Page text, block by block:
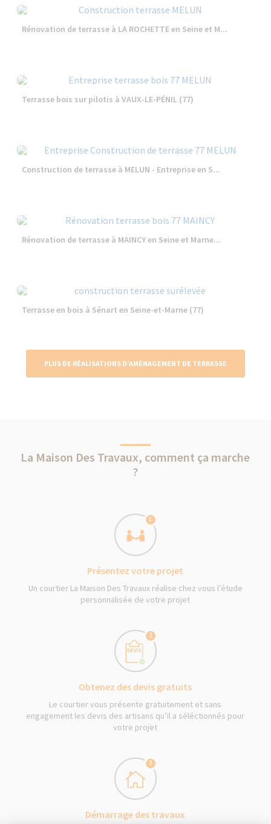
Rénovation de terrasse à LA ROCHETTE en Seine et M...
Terrasse bois sur pilotis à VAUX-LE-PÉNIL (77)
Construction de terrasse à MELUN - Entreprise en S...
Rénovation de terrasse à MAINCY en Seine et Marne...
Terrasse en bois à Sénart en Seine-et-Marne (77)
PLUS DE RÉALISATIONS D’AMÉNAGEMENT DE TERRASSE
La Maison Des Travaux, comment ça marche
?
1
Présentez votre projet
Un courtier La Maison Des Travaux réalise chez vous l’étude
personnalisée de votre projet
2
Obtenez des devis gratuits
Le courtier vous présente gratuitement et sans
engagement les devis des artisans qu’il a séléctionnés pour
votre projet
3
Démarrage des travaux